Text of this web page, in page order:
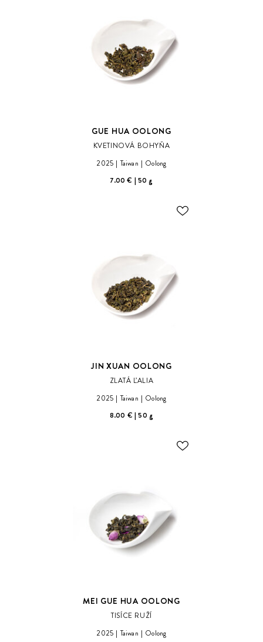
GUE HUA OOLONG
KVETINOVÁ BOHYŇA
2025
Taiwan
Oolong
7.00 €
50 g
ODOBER
JIN XUAN OOLONG
ZLATÁ ĽALIA
2025
Taiwan
Oolong
8.00 € 50 g
ODOBER
MEI GUE HUA OOLONG
TISÍCE RUŽÍ
2025
Taiwan
Oolong